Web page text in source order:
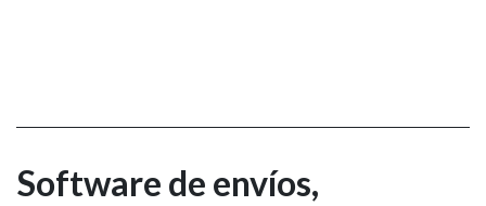
Software de envíos,